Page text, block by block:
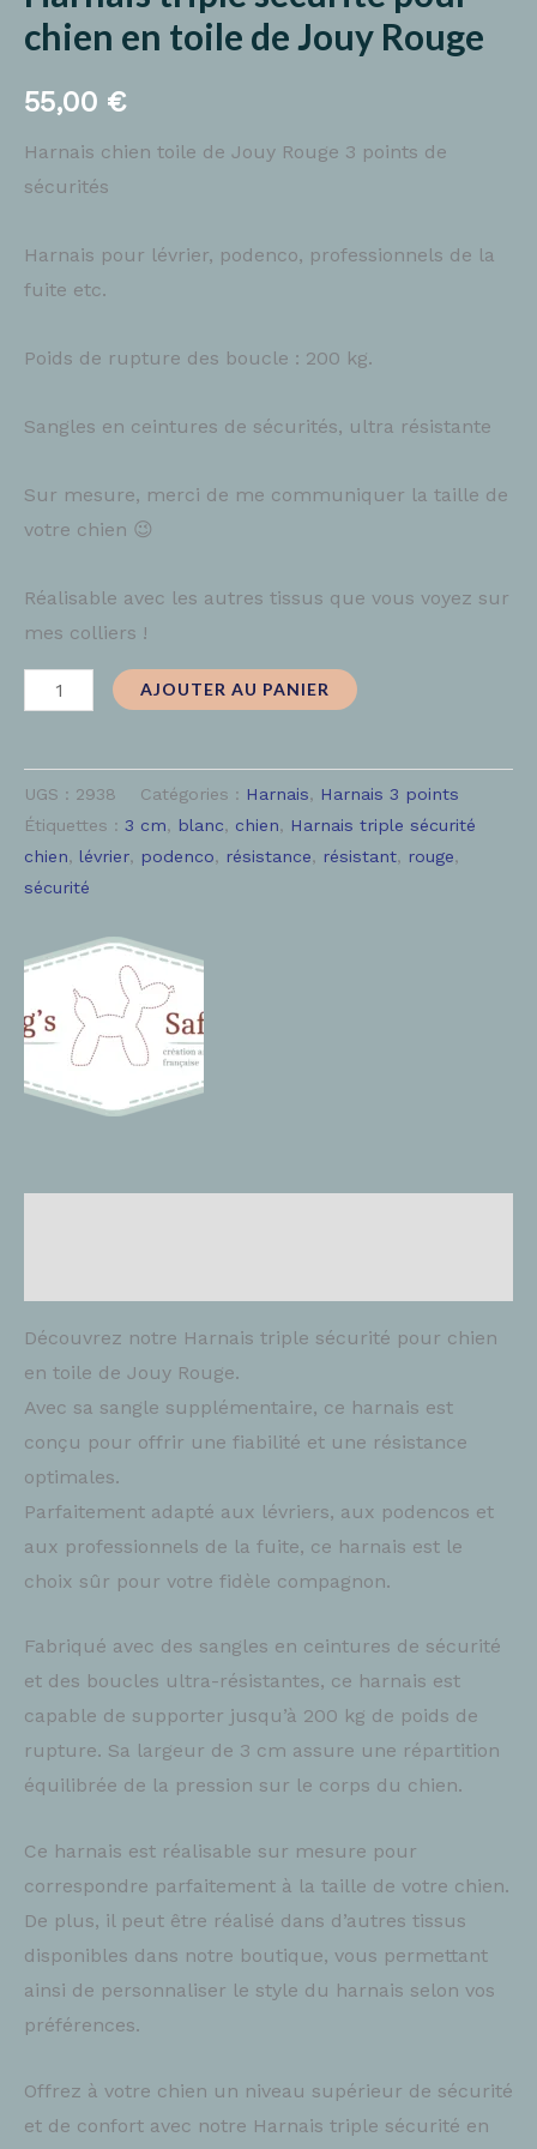
chien en toile de Jouy Rouge
55,00 €
Harnais chien toile de Jouy Rouge 3 points de
sécurités
Harnais pour lévrier, podenco, professionnels de la
fuite etc.
Poids de rupture des boucle : 200 kg.
Sangles en ceintures de sécurités, ultra résistante
Sur mesure, merci de me communiquer la taille de
votre chien 😉
Réalisable avec les autres tissus que vous voyez sur
mes colliers !
AJOUTER AU PANIER
UGS : 2938 Catégories : Harnais, Harnais 3 points
Étiquettes : 3 cm, blanc, chien, Harnais triple sécurité
chien, lévrier, podenco, résistance, résistant, rouge,
sécurité
Découvrez notre Harnais triple sécurité pour chien
en toile de Jouy Rouge.
Avec sa sangle supplémentaire, ce harnais est
conçu pour offrir une fiabilité et une résistance
optimales.
Parfaitement adapté aux lévriers, aux podencos et
aux professionnels de la fuite, ce harnais est le
choix sûr pour votre fidèle compagnon.
Fabriqué avec des sangles en ceintures de sécurité
et des boucles ultra-résistantes, ce harnais est
capable de supporter jusqu’à 200 kg de poids de
rupture. Sa largeur de 3 cm assure une répartition
équilibrée de la pression sur le corps du chien.
Ce harnais est réalisable sur mesure pour
correspondre parfaitement à la taille de votre chien.
De plus, il peut être réalisé dans d’autres tissus
disponibles dans notre boutique, vous permettant
ainsi de personnaliser le style du harnais selon vos
préférences.
Offrez à votre chien un niveau supérieur de sécurité
et de confort avec notre Harnais triple sécurité en